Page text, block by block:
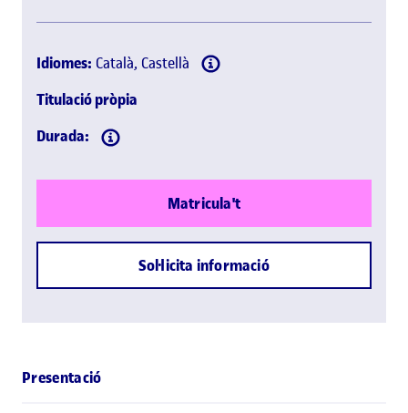
Idiomes: Català, Castellà
Titulació pròpia
Durada:
Matricula't
Sol·licita informació
Presentació